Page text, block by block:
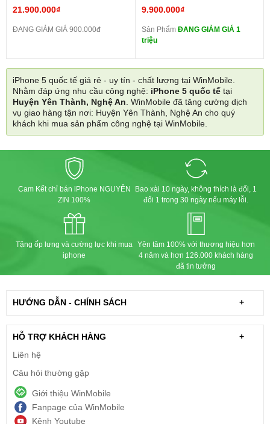
21.900.000₫
ĐANG GIẢM GIÁ 900.000đ
9.900.000₫
Sản Phẩm ĐANG GIẢM GIÁ 1
triệu
iPhone 5 quốc tế giá rẻ - uy tín - chất lượng tại WinMobile.
Nhằm đáp ứng nhu cầu công nghệ: iPhone 5 quốc tế tại
Huyện Yên Thành, Nghệ An. WinMobile đã tăng cường dịch
vụ giao hàng tận nơi: Huyện Yên Thành, Nghệ An cho quý
khách khi mua sản phẩm công nghệ tại WinMobile.
Cam Kết chỉ bán iPhone NGUYÊN
ZIN 100%
Bao xài 10 ngày, không thích là đổi, 1
đổi 1 trong 30 ngày nếu máy lỗi.
Tặng ốp lưng và cường lực khi mua
iphone
Yên tâm 100% với thương hiệu hơn
4 năm và hơn 126.000 khách hàng
đã tin tưởng
HƯỚNG DẪN - CHÍNH SÁCH +
HỖ TRỢ KHÁCH HÀNG
+
Liên hệ
Câu hỏi thường gặp
Giới thiệu WinMobile
Fanpage của WinMobile
Kênh Youtube